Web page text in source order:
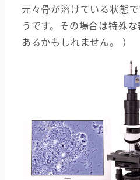
元々骨が溶けている状態
うです。その場合は特殊
あるかもしれません。 ）